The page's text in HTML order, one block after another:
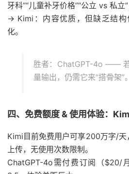
牙科”“儿童补牙价格”“公立 vs 私立
→ Kimi：内容优质，但缺乏结构
化。
胜者：ChatGPT-4o ——
量输出，仍需它来“搭骨架”。
四、免费额度 & 使用体验：
Kimi目前免费用户可享200万字/
上传，无使用次数限制。
ChatGPT-4o需付费订阅（$20/